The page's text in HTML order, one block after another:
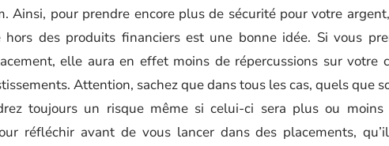
Ainsi, pour prendre encore plus de sécurité pour votre
des produits financiers est une bonne idée. Si vous
elle aura en effet moins de répercussions sur votre
Attention, sachez que dans tous les cas, quels que
toujours un risque même si celui-ci sera plus ou moins
réfléchir avant de vous lancer dans des placements,